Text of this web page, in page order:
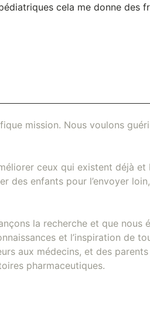
cela me donne des
mission. Nous voulons
ceux qui existent déjà et
des enfants pour l’envoyer
la recherche et que nous
et l’inspiration de
aux médecins, et des parents
pharmaceutiques.